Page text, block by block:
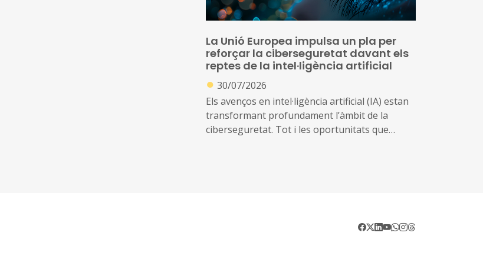
La Unió Europea impulsa un pla per
reforçar la ciberseguretat davant els
reptes de la intel·ligència artificial
● 30/07/2026
Els avenços en intel·ligència artificial (IA) estan
transformant profundament l’àmbit de la
ciberseguretat. Tot i les oportunitats que
Davant d’aquest escenari, la Comissió Europea